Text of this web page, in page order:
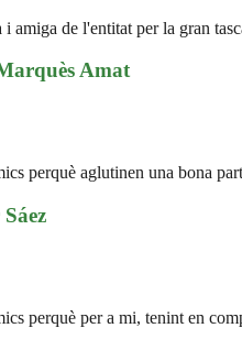
i amiga de l'entitat per la gran
Amat
perquè aglutinen una bona
perquè per a mi, tenint en